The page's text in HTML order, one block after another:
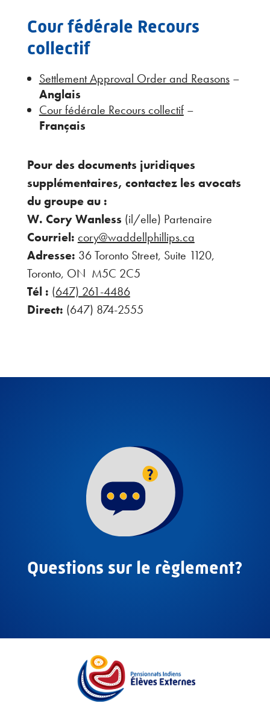
Cour fédérale Recours
collectif
Settlement Approval Order and Reasons–
Anglais
Cour fédérale Recours collectif–
Français
Pour des documents juridiques
supplémentaires, contactez les avocats
du groupe au :
W. Cory Wanless (il/elle) Partenaire
Courriel: cory@waddellphillips.ca
Adresse: 36 Toronto Street, Suite 1120,
Toronto, ON M5C 2C5
Tél : (647) 261-4486
Direct: (647) 874-2555
Questions sur le règlement?